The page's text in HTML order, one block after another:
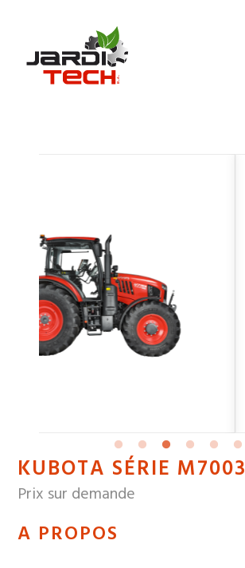
Jarditech
KUBOTA SÉRIE M7003
Prix sur demande
A PROPOS